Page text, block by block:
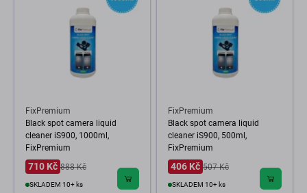
FixPremium
Black spot camera liquid
cleaner iS900, 1000ml,
FixPremium
710 Kč 888 Kč
SKLADEM 10+ ks
FixPremium
Black spot camera liquid
cleaner iS900, 500ml,
FixPremium
406 Kč 507 Kč
SKLADEM 10+ ks